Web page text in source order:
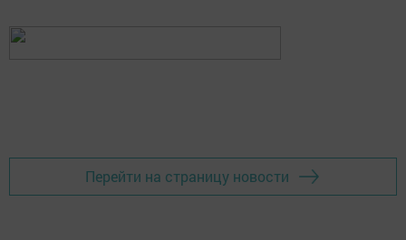
Перейти на страницу новости